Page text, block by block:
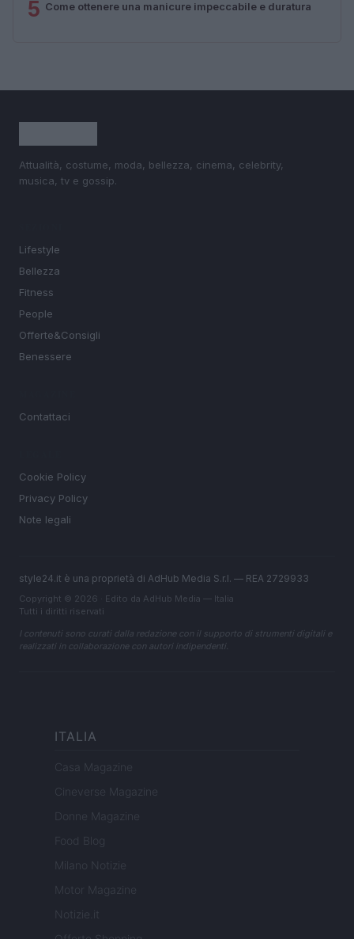
5 Come ottenere una manicure impeccabile e duratura
Attualità, costume, moda, bellezza, cinema, celebrity,
musica, tv e gossip.
Lifestyle
Bellezza
Fitness
People
Offerte&Consigli
Benessere
Contattaci
Cookie Policy
Privacy Policy
Note legali
style24.it è una proprietà di AdHub Media S.r.l. — REA 2729933
Copyright © 2026 · Edito da AdHub Media — Italia
Tutti i diritti riservati
I contenuti sono curati dalla redazione con il supporto di strumenti digitali e
realizzati in collaborazione con autori indipendenti.
ITALIA
Casa Magazine
Cineverse Magazine
Donne Magazine
Food Blog
Milano Notizie
Motor Magazine
Notizie.it